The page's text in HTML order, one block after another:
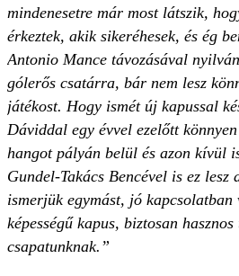
mindenesetre már most látszik,
érkeztek, akik sikeréhesek, és ég
Antonio Mance távozásával
gólerős csatárra, bár nem lesz
játékost. Hogy ismét új kapussal
Dáviddal egy évvel ezelőtt
hangot pályán belül és azon kívül
Gundel-Takács Bencével is ez
ismerjük egymást, jó kapcsolatban
képességű kapus, biztosan
csapatunknak.”